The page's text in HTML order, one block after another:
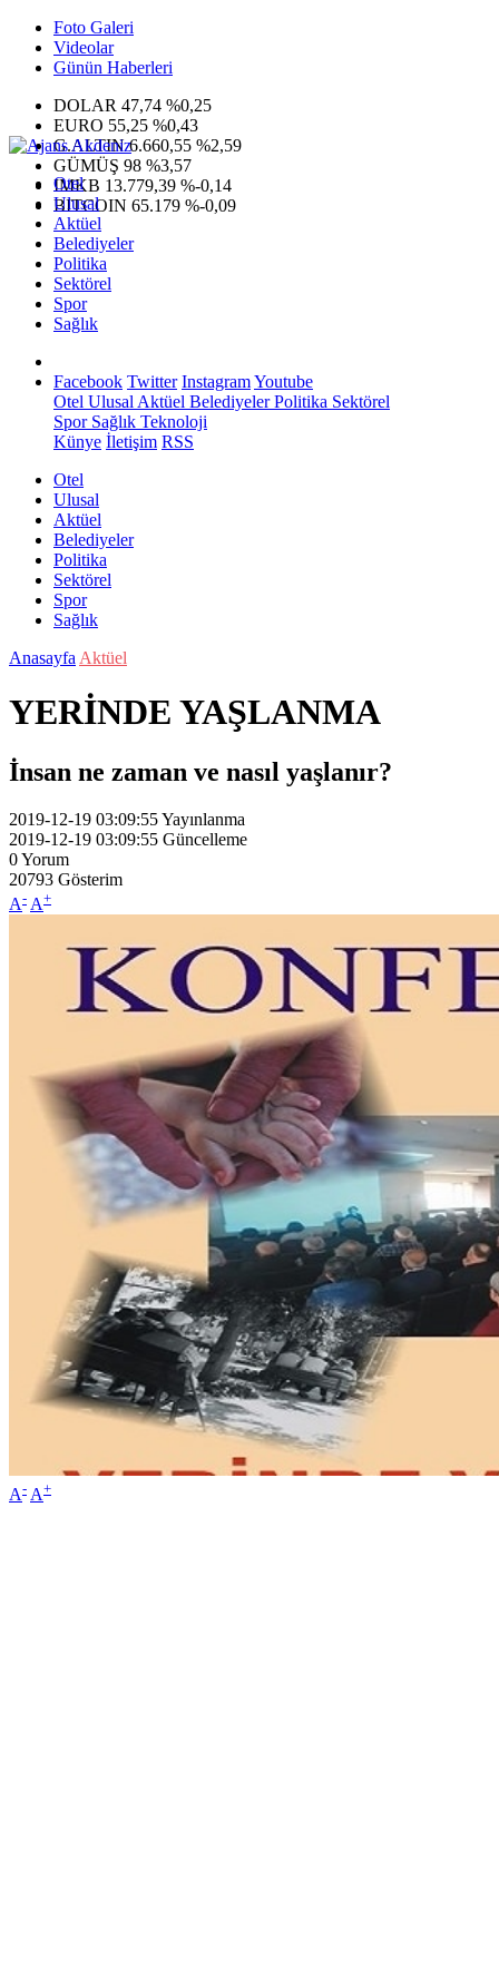
Foto Galeri
Videolar
Günün Haberleri
DOLAR 47,74 %0,25
EURO 55,25 %0,43
G.ALTIN6.660,55 %2,59
GÜMÜŞ 98 %3,57
IMKB 13.779,39 %-0,14
BITCOIN 65.179 %-0,09
Otel
Ulusal
Aktüel
Belediyeler
Politika
Sektörel
Spor
Sağlık
Facebook Twitter InstagramYoutube
Otel Ulusal Aktüel BelediyelerPolitika Sektörel
SporSağlık Teknoloji
Künye İletişim RSS
Otel
Ulusal
Aktüel
Belediyeler
Politika
Sektörel
Spor
Sağlık
Anasayfa Aktüel
YERİNDE YAŞLANMA
İnsan ne zaman ve nasıl yaşlanır?
2019-12-19 03:09:55Yayınlanma
2019-12-19 03:09:55 Güncelleme
0Yorum
20793 Gösterim
A- A+
A- A+